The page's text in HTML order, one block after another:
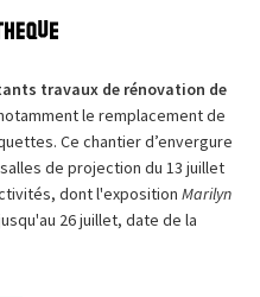
travaux de rénovation de
le remplacement de
Ce chantier d’envergure
de projection du 13 juillet
dont l'exposition Marilyn
26 juillet, date de la